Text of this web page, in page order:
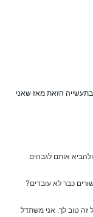
בתעשייה הזאת מאז שאני
אותם לגבהים
כבר לא עובדים?
זה טוב לך. אני משתדל